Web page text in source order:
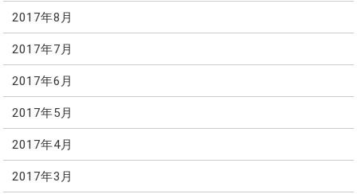
2017年8月
2017年7月
2017年6月
2017年5月
2017年4月
2017年3月